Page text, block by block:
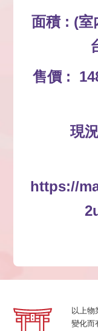
面積 : (室
售價 :
現
https://
以上物
變化而